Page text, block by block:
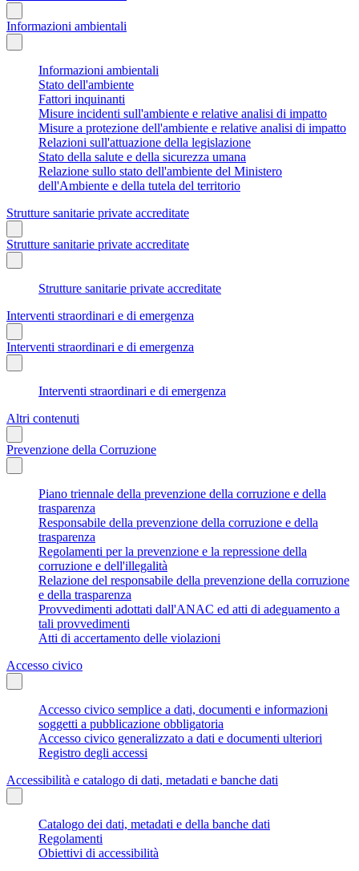
Informazioni ambientali
Informazioni ambientali
Stato dell'ambiente
Fattori inquinanti
Misure incidenti sull'ambiente e relative analisi di impatto
Misure a protezione dell'ambiente e relative analisi di impatto
Relazioni sull'attuazione della legislazione
Stato della salute e della sicurezza umana
Relazione sullo stato dell'ambiente del Ministero
dell'Ambiente e della tutela del territorio
Strutture sanitarie private accreditate
Strutture sanitarie private accreditate
Strutture sanitarie private accreditate
Interventi straordinari e di emergenza
Interventi straordinari e di emergenza
Interventi straordinari e di emergenza
Altri contenuti
Prevenzione della Corruzione
Piano triennale della prevenzione della corruzione e della
trasparenza
Responsabile della prevenzione della corruzione e della
trasparenza
Regolamenti per la prevenzione e la repressione della
corruzione e dell'illegalità
Relazione del responsabile della prevenzione della corruzione
e della trasparenza
Provvedimenti adottati dall'ANAC ed atti di adeguamento a
tali provvedimenti
Atti di accertamento delle violazioni
Accesso civico
Accesso civico semplice a dati, documenti e informazioni
soggetti a pubblicazione obbligatoria
Accesso civico generalizzato a dati e documenti ulteriori
Registro degli accessi
Accessibilità e catalogo di dati, metadati e banche dati
Catalogo dei dati, metadati e della banche dati
Regolamenti
Obiettivi di accessibilità